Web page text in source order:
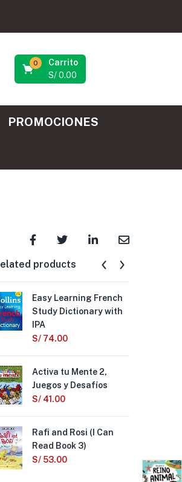
Carrito
0
S/0.00
PROMOCIONES
products
Easy Learning French
Study Dictionary with
IPA
S/ 74.00
Activa tu Mente 2,
Juegos y Desafíos
S/ 41.00
Rafi and Rosi (I Can
Read Book 3)
S/ 53.00